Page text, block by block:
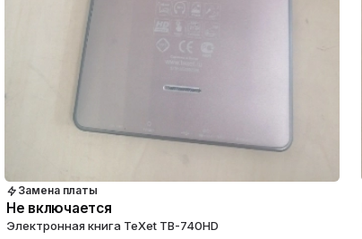
Замена платы
Не включается
Электронная книга TeXet TB-740HD